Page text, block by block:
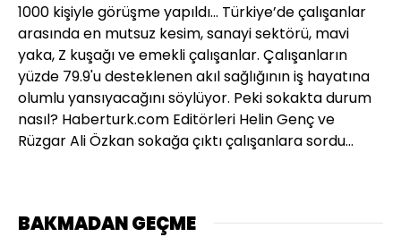
1000 kişiyle görüşme yapıldı... Türkiye’de çalışanlar
arasında en mutsuz kesim, sanayi sektörü, mavi
yaka, Z kuşağı ve emekli çalışanlar. Çalışanların
yüzde 79.9'u desteklenen akıl sağlığının iş hayatına
olumlu yansıyacağını söylüyor. Peki sokakta durum
nasıl? Haberturk.com Editörleri Helin Genç ve
Rüzgar Ali Özkan sokağa çıktı çalışanlara sordu…
BAKMADAN GEÇME